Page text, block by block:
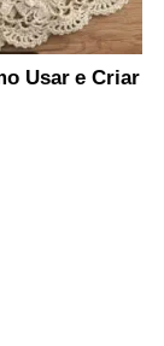
Usar e Criar